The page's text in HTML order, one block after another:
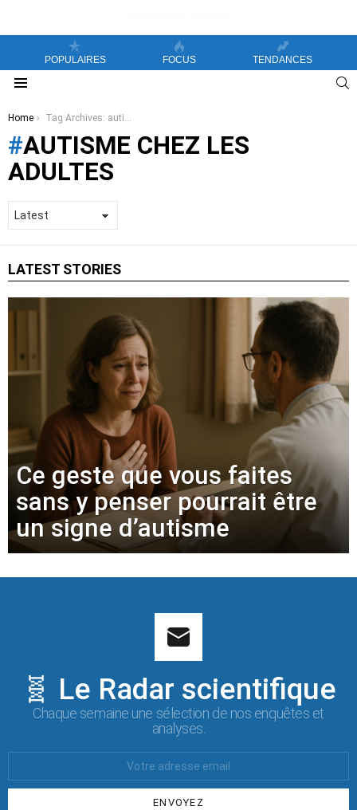
POPULAIRES FOCUS TENDANCES
You are here:
Home Tag Archives: autisme chez les adultes
AUTISME CHEZ LES
ADULTES
LATEST STORIES
Ce geste que vous faites
sans y penser pourrait être
un signe d’autisme
🧬 Le Radar scientifique
Chaque semaine une sélection de nos enquêtes et
analyses.
: